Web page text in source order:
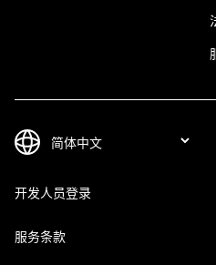
开发人员登录
服务条款